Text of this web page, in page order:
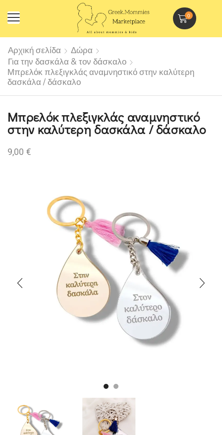
0
Αρχική σελίδα
Δώρα
Για την δασκάλα & τον δάσκαλο
Μπρελόκ πλεξιγκλάς αναμνηστικό στην καλύτερη
δασκάλα / δάσκαλο
Μπρελόκ πλεξιγκλάς αναμνηστικό
στην καλύτερη δασκάλα / δάσκαλο
9,00 €